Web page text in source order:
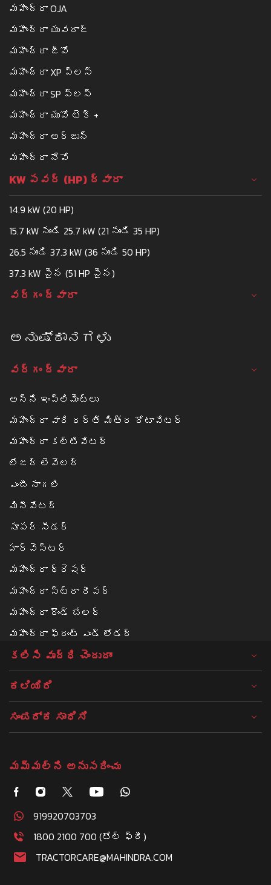
మహీంద్రా OJA
మహీంద్రా యువరాజ్
మహీంద్రా జీవో
మహీంద్రా XP ప్లస్
మహీంద్రా SP ప్లస్
మహీంద్రా యువో టెక్ +
మహీంద్రా అర్జున్
మహీంద్రా నోవో
KW పవర్ (HP) ద్వారా
14.9 kW (20 HP)
15.7 kW నుండి 25.7 kW (21 నుండి 35 HP)
26.5 నుండి 37.3 kW (36 నుండి 50 HP)
37.3 kW పైన (51 HP పైన)
వర్గం ద్వారా
ಅನುಷ್ಠಾನಗಳು
వర్గం ద్వారా
అన్ని ఇంప్లిమెంట్లు
మహీంద్రా వారి ధర్తి మిత్ర రోటావేటర్
మహీంద్రా కల్టివేటర్
లేజర్ లెవెలర్
ఎంబీ నాగలి
మినీవేటర్
సూపర్ సీడర్
హార్వెస్టర్
మహీంద్రా థ్రెషర్
మహీంద్రా స్ట్రా రీపర్
మహీంద్రా రౌండ్ బేలర్‌
మహీంద్రా ఫ్రంట్ ఎండ్ లోడర్
కలిసి వృద్ధి చెందుదాం
ಕಲಿಯಿರಿ
ಸಂಪರ್ಕ ಸಾಧಿಸಿ
మమ్మల్ని అనుసరించు
919920703703
1800 2100 700 (టోల్ ఫ్రీ)
TRACTORCARE@MAHINDRA.COM